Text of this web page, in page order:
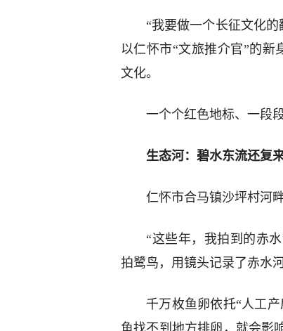
“我要做一个长征文化
以仁怀市“文旅推介官”的新
文化。
一个个红色地标、一段
生态河：碧水东流还复
仁怀市合马镇沙坪村河
“这些年，我拍到的赤
拍鹭鸟，用镜头记录了赤水
千万枚鱼卵依托“人工
鱼找不到地方排卵，就会影